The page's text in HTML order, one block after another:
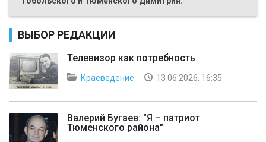
ВЫБОР РЕДАКЦИИ
Телевизор как потребность
Краеведение 13 06 2026, 16:35
Валерий Бугаев: "Я – патриот
Тюменского района"